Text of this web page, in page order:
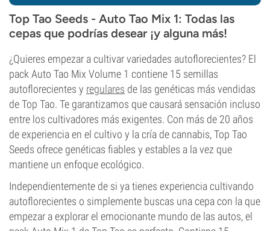
Top Tao Seeds - Auto Tao Mix 1: Todas las
cepas que podrías desear ¡y alguna más!
¿Quieres empezar a cultivar variedades autoflorecientes? El
pack Auto Tao Mix Volume 1 contiene 15 semillas
autoflorecientes y regulares de las genéticas más vendidas
de Top Tao. Te garantizamos que causará sensación incluso
entre los cultivadores más exigentes. Con más de 20 años
de experiencia en el cultivo y la cría de cannabis, Top Tao
Seeds ofrece genéticas fiables y estables a la vez que
mantiene un enfoque ecológico.
Independientemente de si ya tienes experiencia cultivando
autoflorecientes o simplemente buscas una cepa con la que
empezar a explorar el emocionante mundo de las autos, el